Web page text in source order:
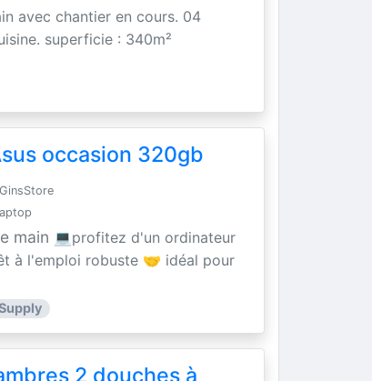
avec chantier en cours. 04
superficie : 340m²
occasion 320gb
main 💻profitez d'un ordinateur
à l'emploi robuste 🤝 idéal pour
2 douches à